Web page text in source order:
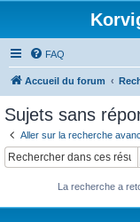
FAQ
Accueil du forum
Sujets sans
Aller sur la recherche
La recherche a